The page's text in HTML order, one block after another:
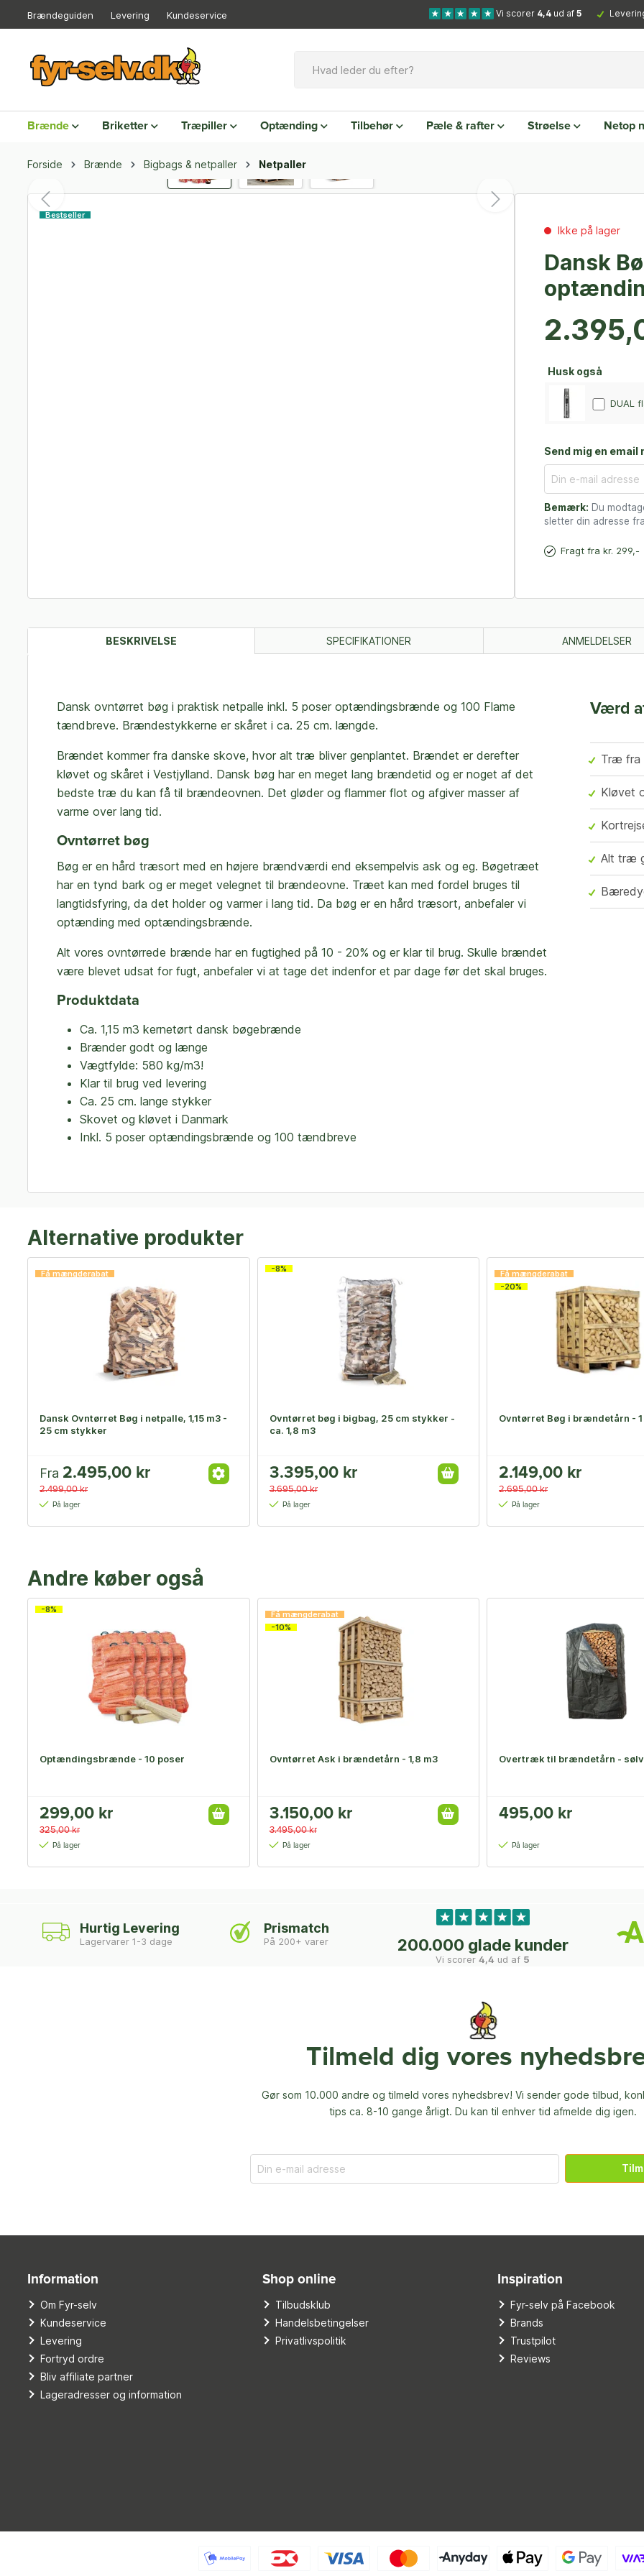
Brændeguiden Levering Kundeservice Vi scorer 4,4 ud af 5
Brænde Briketter Træpiller Optænding Tilbehør Pæle & rafter Strøelse Netop
Forside Brænde Bigbags & netpaller Netpaller
Bestseller
Ikke på lager
Dansk
Husk også
DUAL
Send mig en email
Bemærk: Du
sletter din adresse
Fragt fra kr. 299,-
BESKRIVELSE SPECIFIKATIONER ANMELDELSER
Dansk ovntørret bøg i praktisk netpalle inkl. 5 poser optændingsbrænde og 100 Flame
tændbreve. Brændestykkerne er skåret i ca. 25 cm. længde.
Brændet kommer fra danske skove, hvor alt træ bliver genplantet. Brændet er derefter
kløvet og skåret i Vestjylland. Dansk bøg har en meget lang brændetid og er noget af det
bedste træ du kan få til brændeovnen. Det gløder og flammer flot og afgiver masser af
varme over lang tid.
Ovntørret bøg
Bøg er en hård træsort med en højere brændværdi end eksempelvis ask og eg. Bøgetræet
har en tynd bark og er meget velegnet til brændeovne. Træet kan med fordel bruges til
langtidsfyring, da det holder og varmer i lang tid. Da bøg er en hård træsort, anbefaler vi
optænding med optændingsbrænde.
Alt vores ovntørrede brænde har en fugtighed på 10 - 20% og er klar til brug. Skulle brændet
være blevet udsat for fugt, anbefaler vi at tage det indenfor et par dage før det skal bruges.
Produktdata
Ca. 1,15 m3 kernetørt dansk bøgebrænde
Brænder godt og længe
Vægtfylde: 580 kg/m3!
Klar til brug ved levering
Ca. 25 cm. lange stykker
Skovet og kløvet i Danmark
Inkl. 5 poser optændingsbrænde og 100 tændbreve
Værd
Træ fra
Kløvet
Alt træ
Alternative produkter
Få mængderabat
Dansk Ovntørret Bøg i netpalle, 1,15 m3 -
25 cm stykker
Fra 2.495,00 kr
2.499,00 kr
På lager
-8%
Ovntørret bøg i bigbag, 25 cm stykker -
ca. 1,8 m3
3.395,00 kr
3.695,00 kr
På lager
Få mængderabat
-20%
Ovntørret Bøg i brændetårn - 1
2.149,00 kr
2.695,00 kr
På lager
Andre køber også
-8%
Optændingsbrænde - 10 poser
299,00 kr
325,00 kr
På lager
Få mængderabat
-10%
Ovntørret Ask i brændetårn - 1,8 m3
3.150,00 kr
3.495,00 kr
På lager
Overtræk til brændetårn - sølv
495,00 kr
På lager
Hurtig Levering
Lagervarer 1-3 dage
Prismatch
På 200+ varer 200.000 glade kunder
Vi scorer4,4 ud af 5
Tilmeld dig vores
Gør som 10.000 andre og tilmeld vores nyhedsbrev! Vi sender gode tilbud,
tips ca. 8-10 gange årligt. Du kan til enhver tid afmelde dig igen.
Information
Om Fyr-selv
Kundeservice
Levering
Fortryd ordre
Bliv affiliate partner
Lageradresser og information
Shop online
Tilbudsklub
Handelsbetingelser
Privatlivspolitik
Inspiration
Fyr-selv på Facebook
Brands
Trustpilot
Reviews